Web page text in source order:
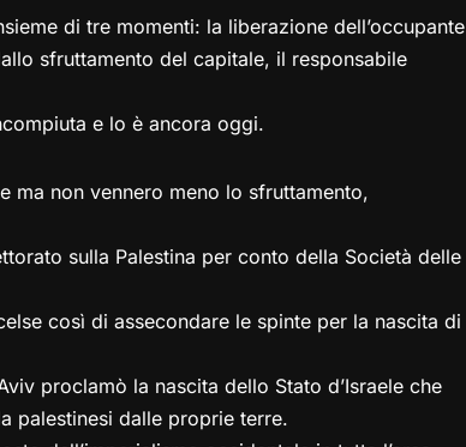
di tre momenti: la liberazione dell’occupante
sfruttamento del capitale, il responsabile
e lo è ancora oggi.
ma non vennero meno lo sfruttamento,
sulla Palestina per conto della Società delle
così di assecondare le spinte per la nascita di
proclamò la nascita dello Stato d’Israele che
palestinesi dalle proprie terre.